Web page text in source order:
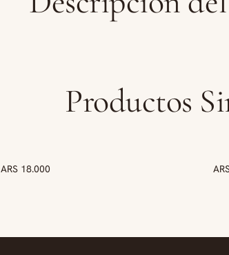
Productos
ARS 18.000